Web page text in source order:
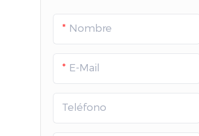
Nombre
E-Mail
Teléfono